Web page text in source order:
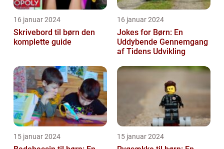
16 januar 2024
Skrivebord til børn den
komplette guide
16 januar 2024
Jokes for Børn: En
Uddybende Gennemgang
af Tidens Udvikling
15 januar 2024 15 januar 2024